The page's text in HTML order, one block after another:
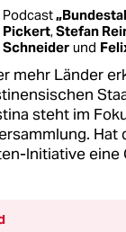
Podcast
Pickert,Stefan
Schneider und
mehr Länder
steht im
Hat
Initiative eine